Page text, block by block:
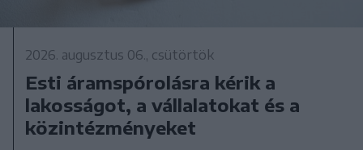
2026. augusztus 06., csütörtök
Esti áramspórolásra kérik a
lakosságot, a vállalatokat és a
közintézményeket